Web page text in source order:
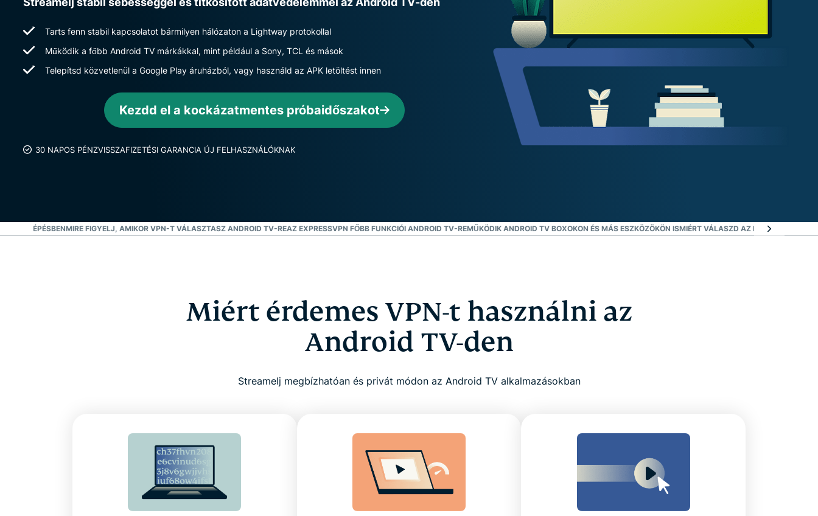
Összes termék megtekintése
hitelesítés és
épül a magánszférát
Hatékony
személyazonosság-
védelemhez,
megfigyeléshez és
Tarts fenn stabil kapcsolatot bármilyen hálózaton a Lightway protokollal
Működik a főbb Android TV márkákkal, mint például a Sony, TCL és mások
Telepítsd közvetlenül a Google Play áruházból, vagy használd az APK letöltést innen
Kezdd el a kockázatmentes próbaidőszakot
30 NAPOS PÉNZVISSZAFIZETÉSI GARANCIA ÚJ FELHASZNÁLÓKNAK
LÉPÉSBENMIRE FIGYELJ, AMIKOR VPN-T VÁLASZTASZ ANDROID TV-REAZ EXPRESSVPN FŐBB FUNKCIÓI ANDROID TV-REMŰKÖDIK ANDROID TV BOXOKON ÉS MÁS ESZKÖZÖKÖN ISMIÉRT VÁLASZD AZ EXPRESSVPN-T
Miért érdemes VPN-t használni az
Android TV-den
Streamelj megbízhatóan és privát módon az Android TV alkalmazásokban